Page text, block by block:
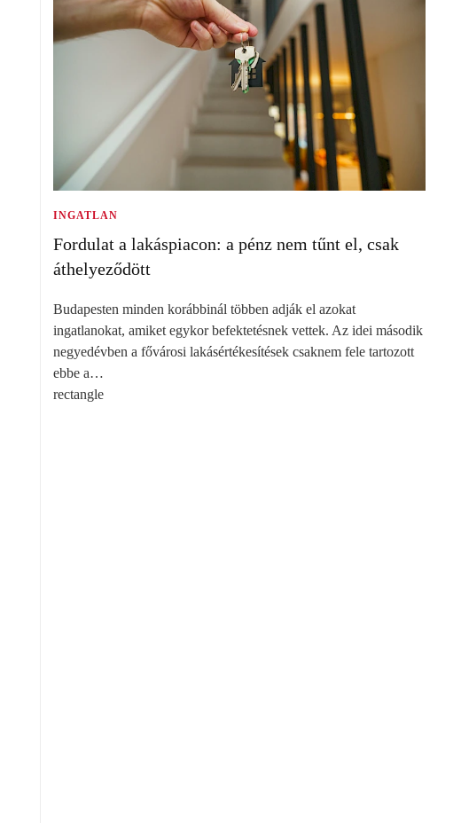
INGATLAN
Fordulat a lakáspiacon: a pénz nem tűnt el, csak
áthelyeződött
Budapesten minden korábbinál többen adják el azokat
ingatlanokat, amiket egykor befektetésnek vettek. Az idei második
negyedévben a fővárosi lakásértékesítések csaknem fele tartozott
ebbe a…
rectangle